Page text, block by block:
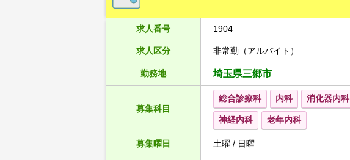
求人番号 1904
求人区分 非常勤（アルバイト）
勤務地 埼玉県三郷市
募集科目
総合診療科 内科 消化器内科
神経内科 老年内科
募集曜日 土曜 / 日曜